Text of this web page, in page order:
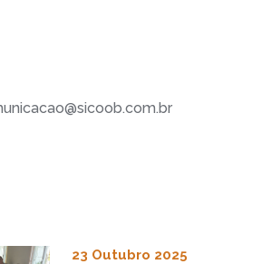
23 Outubro 2025